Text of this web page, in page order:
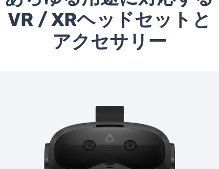
VR / XRヘッドセットと
アクセサリー